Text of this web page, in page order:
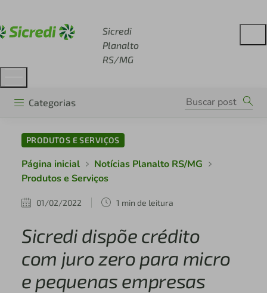
Sicredi
Planalto
RS/MG
Categorias
PRODUTOS E SERVIÇOS
Página inicial
Notícias Planalto RS/MG
Produtos e Serviços
01/02/2022 1 min de leitura
Sicredi dispõe crédito
com juro zero para micro
e pequenas empresas